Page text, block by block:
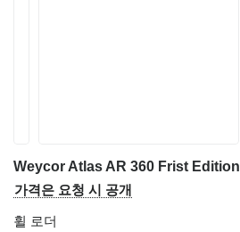
Weycor Atlas AR 360 Frist Edition
가격은 요청 시 공개
휠 로더